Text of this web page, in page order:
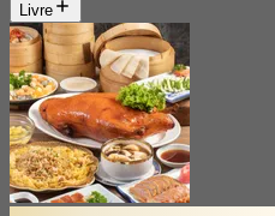
Livre